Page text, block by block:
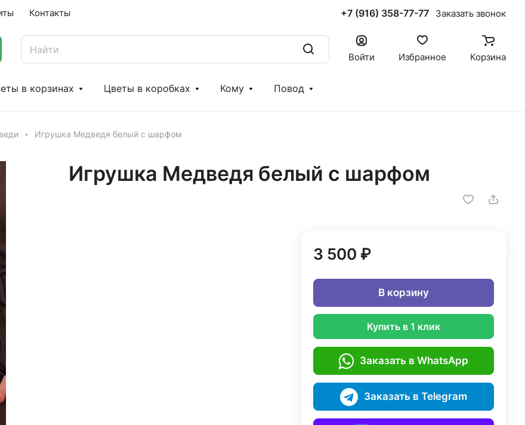
Контакты +7 (916) 358-77-77 Заказать звонок
Войти Избранное Корзина
в корзинах Цветы в коробках Кому Повод
Игрушка Медведя белый с шарфом
Игрушка Медведя белый с шарфом
3 500 ₽
В корзину
Купить в 1 клик
Заказать в WhatsApp
Заказать в Telegram